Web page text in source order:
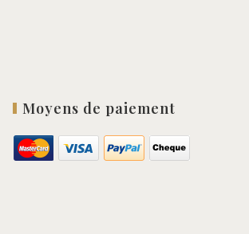
Moyens de paiement